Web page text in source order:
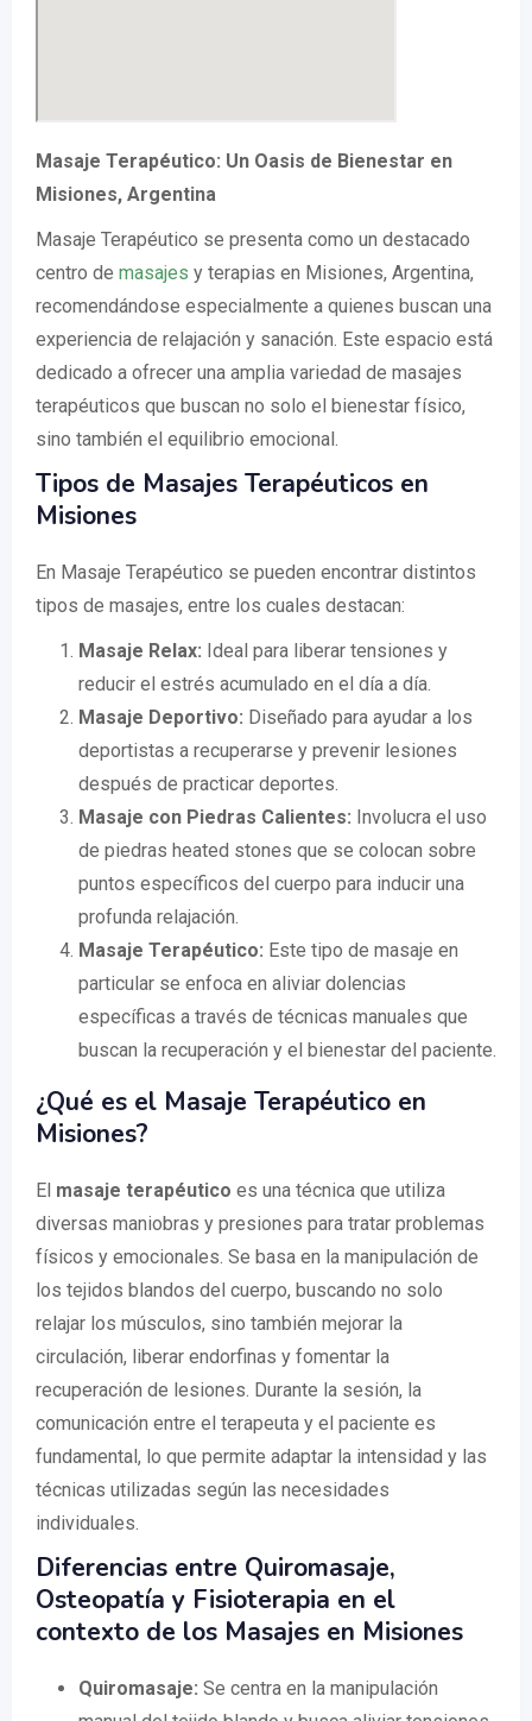
Masaje Terapéutico: Un Oasis de Bienestar en
Misiones, Argentina
Masaje Terapéutico se presenta como un destacado
centro de masajes y terapias en Misiones, Argentina,
recomendándose especialmente a quienes buscan una
experiencia de relajación y sanación. Este espacio está
dedicado a ofrecer una amplia variedad de masajes
terapéuticos que buscan no solo el bienestar físico,
sino también el equilibrio emocional.
Tipos de Masajes Terapéuticos en
Misiones
En Masaje Terapéutico se pueden encontrar distintos
tipos de masajes, entre los cuales destacan:
Masaje Relax: Ideal para liberar tensiones y
reducir el estrés acumulado en el día a día.
Masaje Deportivo: Diseñado para ayudar a los
deportistas a recuperarse y prevenir lesiones
después de practicar deportes.
Masaje con Piedras Calientes: Involucra el uso
de piedras heated stones que se colocan sobre
puntos específicos del cuerpo para inducir una
profunda relajación.
Masaje Terapéutico: Este tipo de masaje en
particular se enfoca en aliviar dolencias
específicas a través de técnicas manuales que
buscan la recuperación y el bienestar del paciente.
¿Qué es el Masaje Terapéutico en
Misiones?
El masaje terapéutico es una técnica que utiliza
diversas maniobras y presiones para tratar problemas
físicos y emocionales. Se basa en la manipulación de
los tejidos blandos del cuerpo, buscando no solo
relajar los músculos, sino también mejorar la
circulación, liberar endorfinas y fomentar la
recuperación de lesiones. Durante la sesión, la
comunicación entre el terapeuta y el paciente es
fundamental, lo que permite adaptar la intensidad y las
técnicas utilizadas según las necesidades
individuales.
Diferencias entre Quiromasaje,
Osteopatía y Fisioterapia en el
contexto de los Masajes en Misiones
Quiromasaje: Se centra en la manipulación